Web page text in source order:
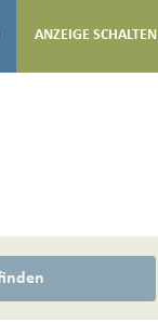
ANZEIGE SCHALTEN